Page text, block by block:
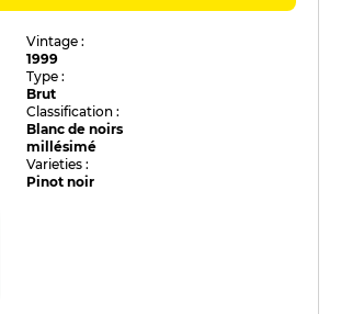
Vintage :
1999
Type :
Brut
Classification :
Blanc de noirs
millésimé
Varieties :
Pinot noir